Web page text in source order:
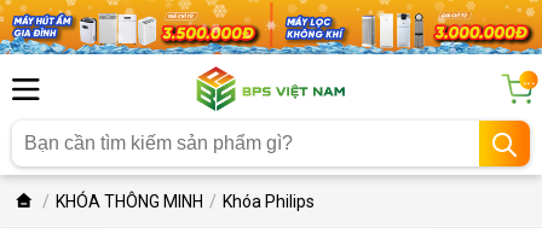
...
KHÓA THÔNG MINH Khóa Philips